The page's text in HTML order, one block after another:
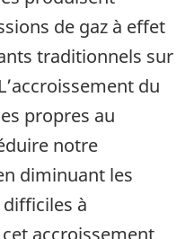
de gaz à effet
traditionnels sur
du
propres au
notre
diminuant les
à
accroissement